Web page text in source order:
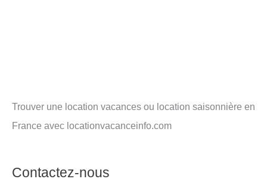
Trouver une location vacances ou location saisonnière en
France avec locationvacanceinfo.com
Contactez-nous